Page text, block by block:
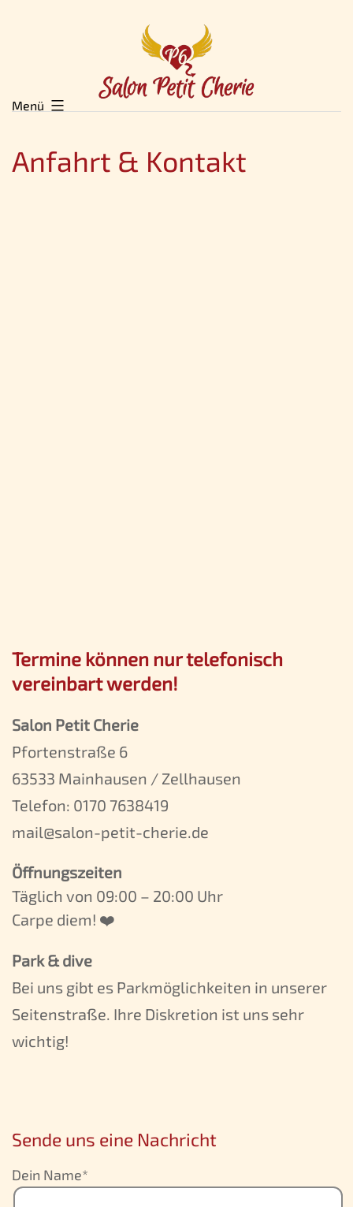
Menü
Anfahrt & Kontakt
Termine können nur telefonisch
vereinbart werden!
Salon Petit Cherie
Pfortenstraße 6
63533 Mainhausen / Zellhausen
Telefon: 0170 7638419
mail@salon-petit-cherie.de
Öffnungszeiten
Täglich von 09:00 – 20:00 Uhr
Carpe diem! ❤️
Park & dive
Bei uns gibt es Parkmöglichkeiten in unserer
Seitenstraße. Ihre Diskretion ist uns sehr
wichtig!
Sende uns eine Nachricht
Dein Name*